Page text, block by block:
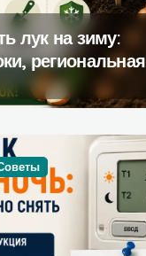
лук на зиму:
региональная